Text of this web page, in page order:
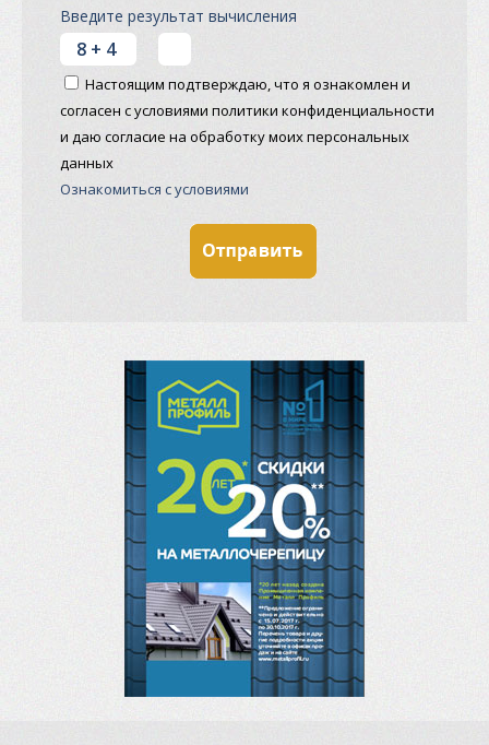
Введите результат вычисления
Настоящим подтверждаю, что я ознакомлен и
согласен с условиями политики конфиденциальности
и даю согласие на обработку моих персональных
данных
Ознакомиться с условиями